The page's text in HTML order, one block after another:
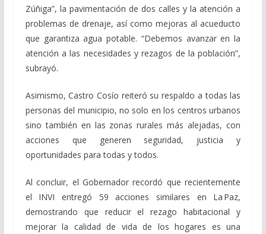
Zúñiga”, la pavimentación de dos calles y la atención a
problemas de drenaje, así como mejoras al acueducto
que garantiza agua potable. “Debemos avanzar en la
atención a las necesidades y rezagos de la población”,
subrayó.
Asimismo, Castro Cosío reiteró su respaldo a todas las
personas del municipio, no solo en los centros urbanos
sino también en las zonas rurales más alejadas, con
acciones que generen seguridad, justicia y
oportunidades para todas y todos.
Al concluir, el Gobernador recordó que recientemente
el INVI entregó 59 acciones similares en La Paz,
demostrando que reducir el rezago habitacional y
mejorar la calidad de vida de los hogares es una